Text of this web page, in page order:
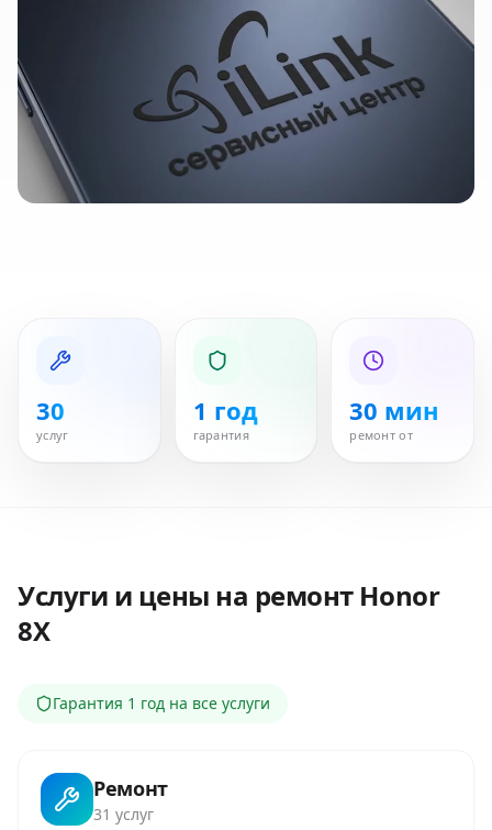
30
услуг
1 год
гарантия
30 мин
ремонт от
Услуги и цены на ремонт Honor
8X
Гарантия 1 год на все услуги
Ремонт
31 услуг